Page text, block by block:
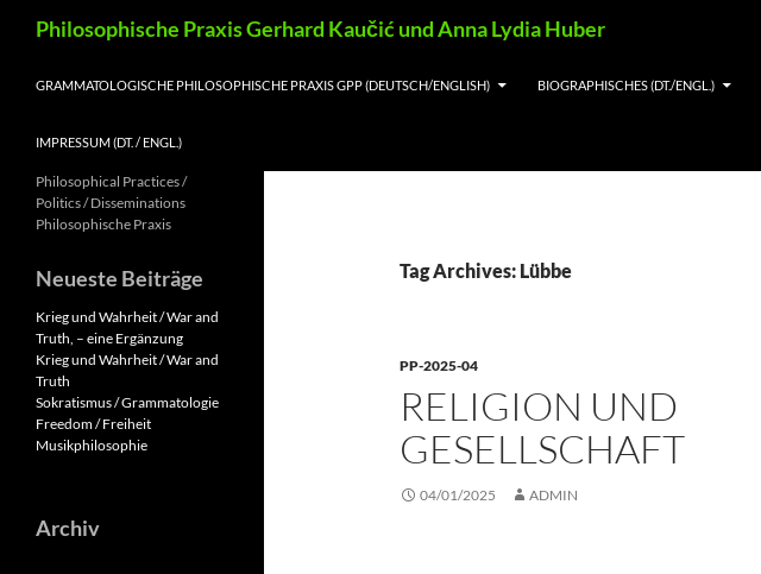
Philosophische Praxis Gerhard Kaučić und Anna Lydia Huber
GRAMMATOLOGISCHE PHILOSOPHISCHE PRAXIS GPP (DEUTSCH/ENGLISH) BIOGRAPHISCHES (DT./ENGL.)
IMPRESSUM (DT. / ENGL.)
Tag Archives: Lübbe
PP-2025-04
RELIGION UND
GESELLSCHAFT
04/01/2025 ADMIN
Philosophical Practices /
Politics / Disseminations
Philosophische Praxis
Neueste Beiträge
Krieg und Wahrheit / War and
Truth, – eine Ergänzung
Krieg und Wahrheit / War and
Truth
Sokratismus / Grammatologie
Freedom / Freiheit
Musikphilosophie
Archiv